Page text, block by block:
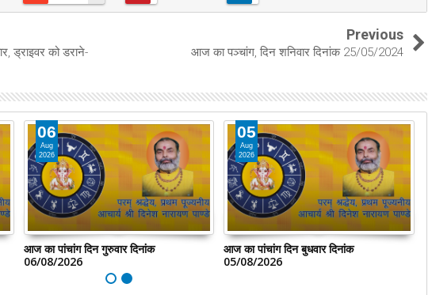
ड्राइवर को डराने-
Previous
आज का पञ्चांग, दिन शनिवार दिनांक 25/05/2024
06
Aug
2026
आज का पांचांग दिन गुरुवार दिनांक
06/08/2026
05
Aug
2026
आज का पांचांग दिन बुधवार दिनांक
05/08/2026